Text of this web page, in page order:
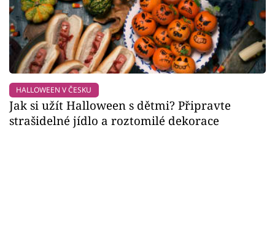
HALLOWEEN V ČESKU
Jak si užít Halloween s dětmi? Připravte
strašidelné jídlo a roztomilé dekorace